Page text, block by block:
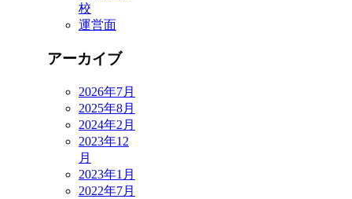
校
運営面
アーカイブ
2026年7月
2025年8月
2024年2月
2023年12
月
2023年1月
2022年7月